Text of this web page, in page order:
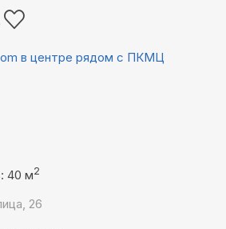
в центре рядом с ПКМЦ
40 м2
26